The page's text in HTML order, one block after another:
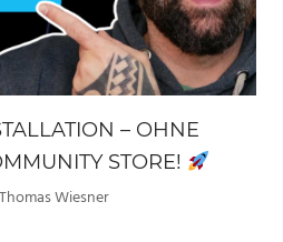
– OHNE
STORE!
Thomas Wiesner